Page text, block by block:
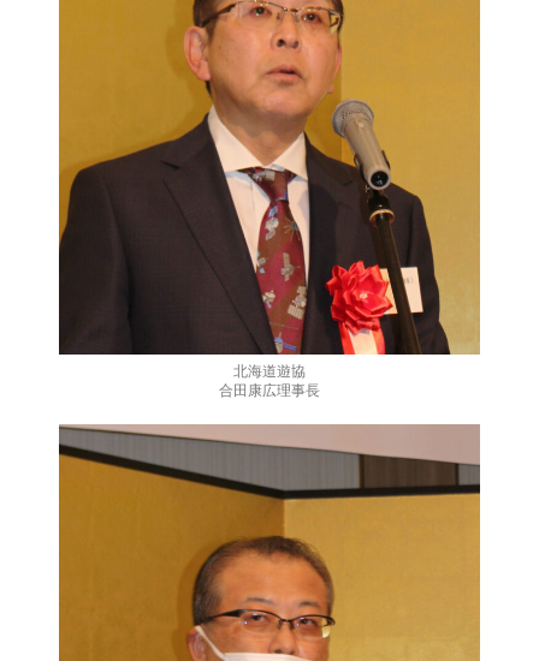
北海道遊協
合田康広理事長